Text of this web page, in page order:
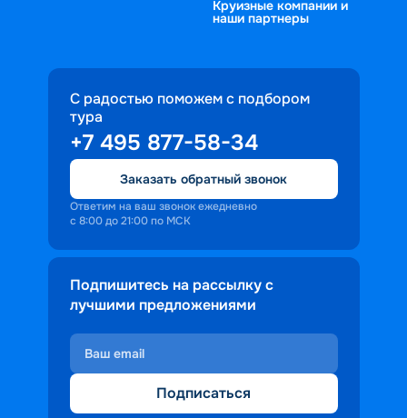
Круизные компании и
наши партнеры
С радостью поможем с подбором
тура
+7 495 877-58-34
Заказать обратный звонок
Ответим на ваш звонок ежедневно
с 8:00 до 21:00 по МСК
Подпишитесь на рассылку с
лучшими предложениями
Подписаться